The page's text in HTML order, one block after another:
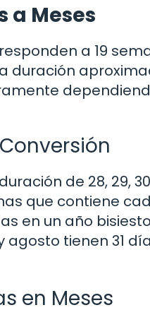
a Meses
a 19
duración
de 28, 29,
que contiene
en un año
tienen 31
en Meses